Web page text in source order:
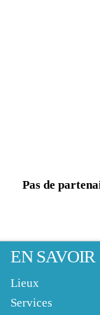
Pas de
EN SAVOIR
Lieux
Services